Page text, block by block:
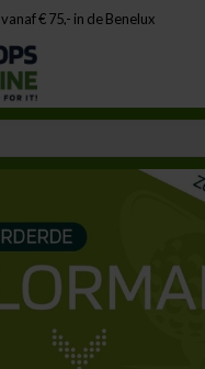
vanaf € 75,- in de Benelux